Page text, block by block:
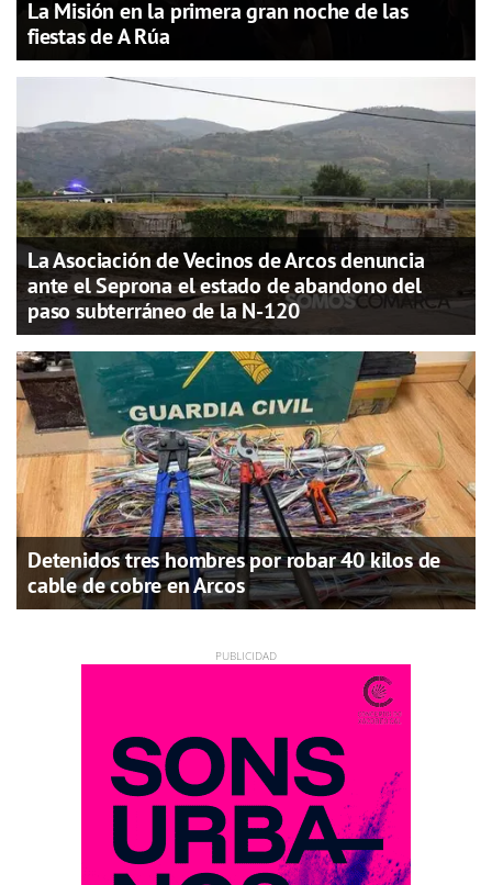
La Misión en la primera gran noche de las
fiestas de A Rúa
La Asociación de Vecinos de Arcos denuncia
ante el Seprona el estado de abandono del
paso subterráneo de la N-120
Detenidos tres hombres por robar 40 kilos de
cable de cobre en Arcos